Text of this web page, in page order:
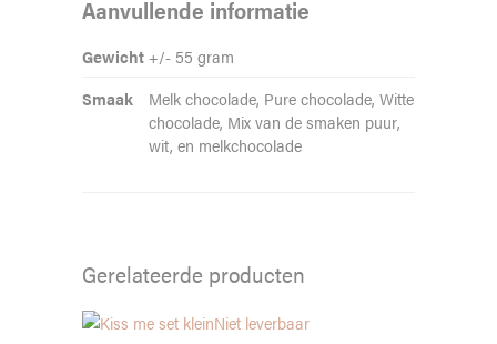
Aanvullende informatie
Gewicht+/- 55 gram
Smaak
Melk chocolade, Pure chocolade, Witte
chocolade, Mix van de smaken puur,
wit, en melkchocolade
Gerelateerde producten
Niet leverbaar